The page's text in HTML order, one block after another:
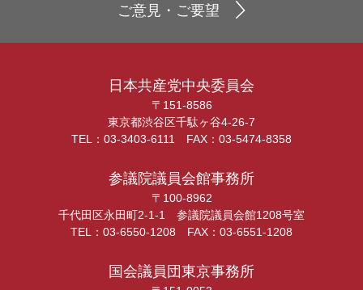
ご意見・ご要望
日本共産党中央委員会
〒151-8586
東京都渋谷区千駄ヶ谷4-26-7
TEL：03-3403-6111 FAX：03-5474-8358
参議院議員会館事務所
〒100-8962
千代田区永田町2-1-1 参議院議員会館1208号室
TEL：03-6550-1208 FAX：03-6551-1208
国会議員団東京事務所